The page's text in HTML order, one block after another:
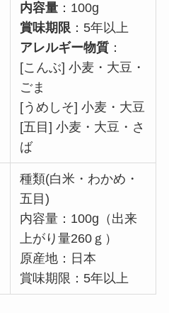
内容量 ：100g
賞味期限 ：5年以上
アレルギー物質 ：
[こんぶ] 小麦・大豆・
ごま
[うめしそ] 小麦・大豆
[五目] 小麦・大豆・さ
ば
種類(白米・わかめ・
五目)
内容量：100g（出来
上がり量260ｇ）
原産地：日本
賞味期限：5年以上